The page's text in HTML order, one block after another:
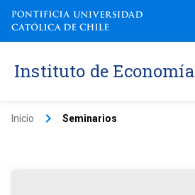
Instituto de Economía
Inicio keyboard_arrow_right Seminarios